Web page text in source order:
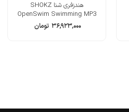
هندزفری شنا SHOKZ
OpenSwim Swimming MP3
۳۶,۹۲۳,۰۰۰ تومان